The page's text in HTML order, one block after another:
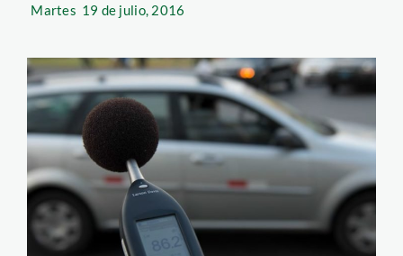
Martes 19 de julio, 2016